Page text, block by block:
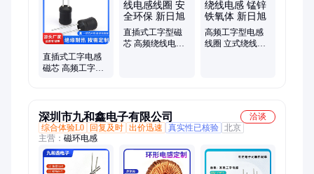
直插式工字电感
磁芯 高频工字型
直插式工字型磁
芯 高频绕线电感
高频工字型电感
线圈 立式绕线电
深圳市九和鑫电子有限公司
洽谈
综合体验L0
回复及时 出价迅速 真实性已核验 北京
主营： 磁环电感